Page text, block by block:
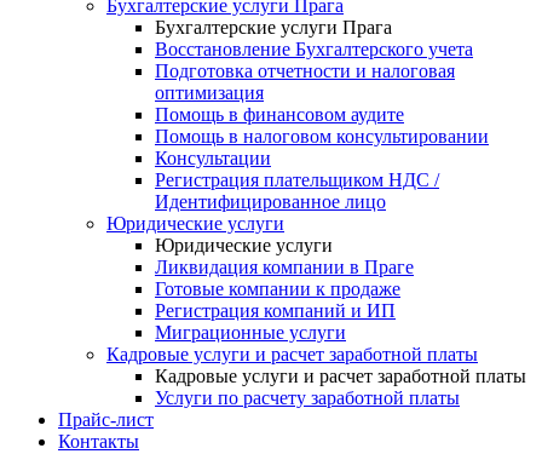
Бухгалтерские услуги Прага
Бухгалтерские услуги Прага
Восстановление Бухгалтерского учета
Подготовка отчетности и налоговая
оптимизация
Помощь в финансовом аудите
Помощь в налоговом консультировании
Консультации
Регистрация плательщиком НДС /
Идентифицированное лицо
Юридические услуги
Юридические услуги
Ликвидация компании в Праге
Готовые компании к продаже
Регистрация компаний и ИП
Миграционные услуги
Кадровые услуги и расчет заработной платы
Кадровые услуги и расчет заработной платы
Услуги по расчету заработной платы
Прайс-лист
Контакты